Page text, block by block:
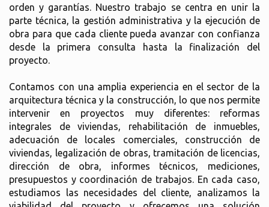
orden y garantías. Nuestro trabajo se centra en unir la
parte técnica, la gestión administrativa y la ejecución de
obra para que cada cliente pueda avanzar con confianza
desde la primera consulta hasta la finalización del
proyecto.
Contamos con una amplia experiencia en el sector de la
arquitectura técnica y la construcción, lo que nos permite
intervenir en proyectos muy diferentes: reformas
integrales de viviendas, rehabilitación de inmuebles,
adecuación de locales comerciales, construcción de
viviendas, legalización de obras, tramitación de licencias,
dirección de obra, informes técnicos, mediciones,
presupuestos y coordinación de trabajos. En cada caso,
estudiamos las necesidades del cliente, analizamos la